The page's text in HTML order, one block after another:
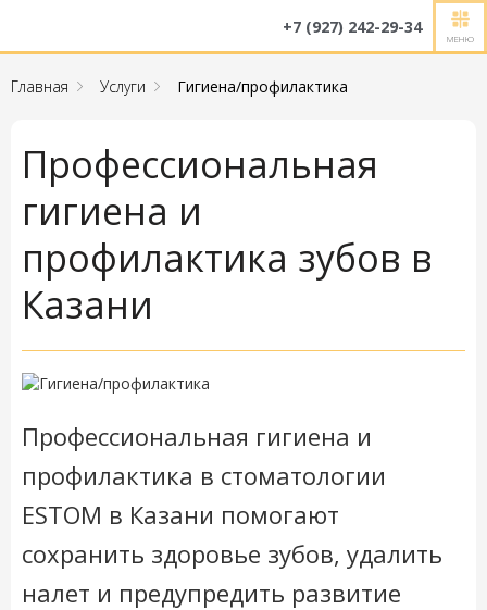
Главная Услуги Гигиена/профилактика
Профессиональная
гигиена и
профилактика зубов в
Казани
Профессиональная гигиена и
профилактика в стоматологии
ESTOM в Казани помогают
сохранить здоровье зубов, удалить
налет и предупредить развитие
+7 (927) 242-29-34
МЕНЮ